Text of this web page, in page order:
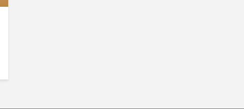
was ist in der Zeit passiert?